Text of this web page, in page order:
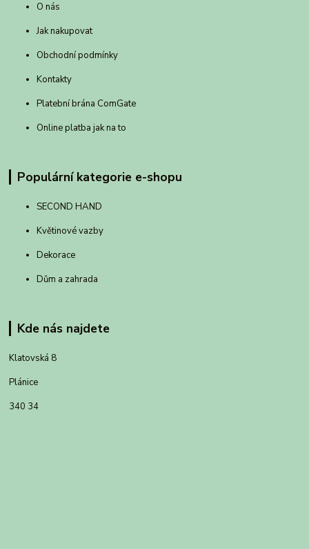
O nás
Jak nakupovat
Obchodní podmínky
Kontakty
Platební brána ComGate
Online platba jak na to
Populární kategorie e-shopu
SECOND HAND
Květinové vazby
Dekorace
Dům a zahrada
Kde nás najdete
Klatovská 8
Plánice
340 34